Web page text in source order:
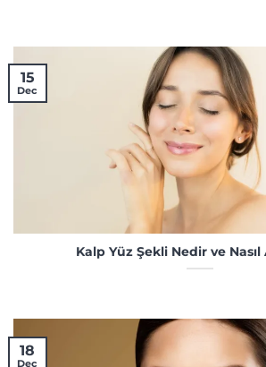
Kalp Yüz Şekli Nedir ve Nasıl
15
Dec
18
Dec